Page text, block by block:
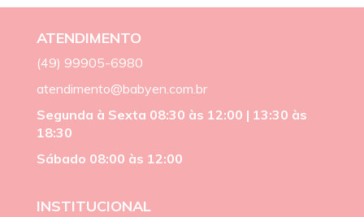
ATENDIMENTO
(49) 99905-6980
atendimento@babyen.com.br
Segunda à Sexta 08:30 às 12:00 | 13:30 às
18:30
Sábado 08:00 às 12:00
INSTITUCIONAL